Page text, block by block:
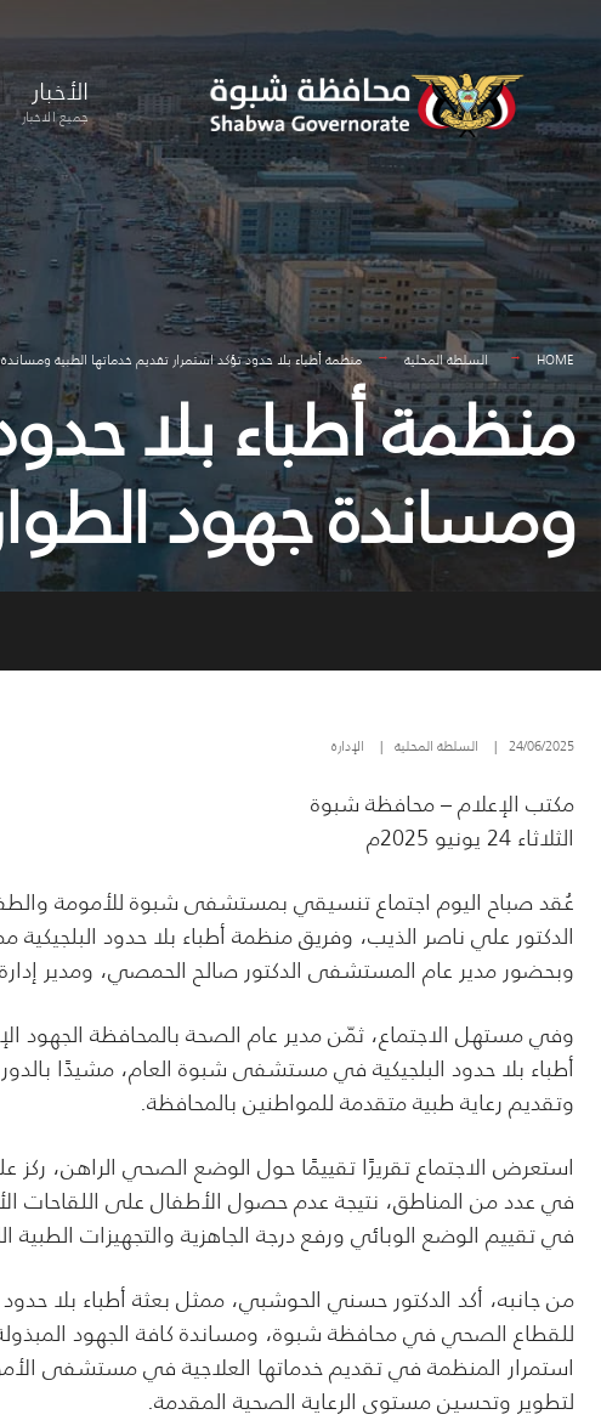
content
الأخبار
جميع الاخبار
HOME السلطة المحلية منظمة أطباء بلا حدود تؤكد استمرار تقديم خدماتها الطبية
منظمة أطباء بلا
ومساندة جهود
24/06/2025
| السلطة المحلية | الإدارة
مكتب الإعلام – محافظة شبوة
الثلاثاء 24 يونيو 2025م
عُقد صباح اليوم اجتماع تنسيقي بمستشفى شبوة للأمومة
الدكتور علي ناصر الذيب، وفريق منظمة أطباء بلا حدود
وبحضور مدير عام المستشفى الدكتور صالح الحمصي، ومدير إدارة
وفي مستهل الاجتماع، ثمّن مدير عام الصحة بالمحافظة الجهود
أطباء بلا حدود البلجيكية في مستشفى شبوة العام، مشيدًا
وتقديم رعاية طبية متقدمة للمواطنين بالمحافظة.
استعرض الاجتماع تقريرًا تقييمًا حول الوضع الصحي الراهن،
في عدد من المناطق، نتيجة عدم حصول الأطفال على اللقاحات
في تقييم الوضع الوبائي ورفع درجة الجاهزية والتجهيزات الطبية
من جانبه، أكد الدكتور حسني الحوشبي، ممثل بعثة أطباء بلا حدود
للقطاع الصحي في محافظة شبوة، ومساندة كافة الجهود
استمرار المنظمة في تقديم خدماتها العلاجية في مستشفى
لتطوير وتحسين مستوى الرعاية الصحية المقدمة.